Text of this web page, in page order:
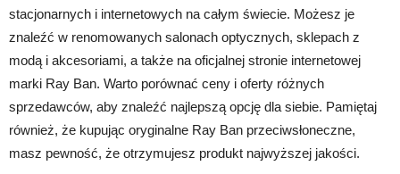
stacjonarnych i internetowych na całym świecie. Możesz je
znaleźć w renomowanych salonach optycznych, sklepach z
modą i akcesoriami, a także na oficjalnej stronie internetowej
marki Ray Ban. Warto porównać ceny i oferty różnych
sprzedawców, aby znaleźć najlepszą opcję dla siebie. Pamiętaj
również, że kupując oryginalne Ray Ban przeciwsłoneczne,
masz pewność, że otrzymujesz produkt najwyższej jakości.